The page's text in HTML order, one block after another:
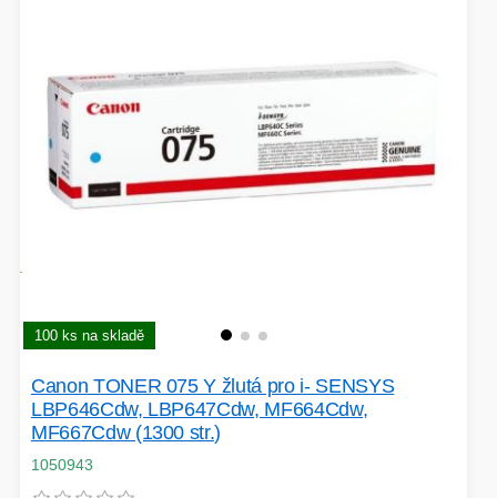
100 ks na skladě
Canon TONER 075 Y žlutá pro i- SENSYS
LBP646Cdw, LBP647Cdw, MF664Cdw,
MF667Cdw (1300 str.)
1050943